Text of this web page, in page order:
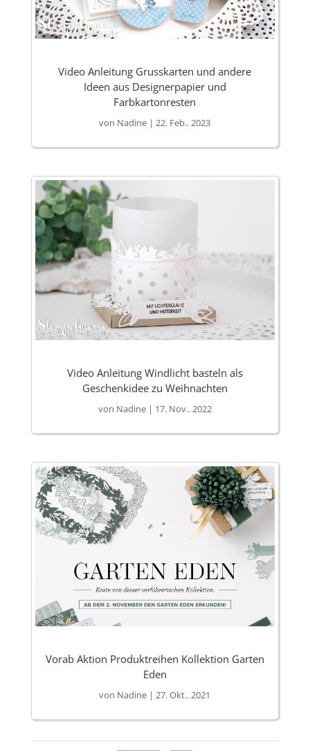
Video Anleitung Grusskarten und andere
Ideen aus Designerpapier und
Farbkartonresten
von Nadine |22. Feb.. 2023
Video Anleitung Windlicht basteln als
Geschenkidee zu Weihnachten
von Nadine| 17. Nov.. 2022
Vorab Aktion Produktreihen Kollektion Garten
Eden
von Nadine |27. Okt.. 2021